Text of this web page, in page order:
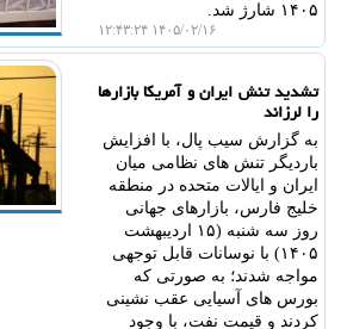
۱۴۰۵ شارژ شد.
۱۴۰۵/۰۲/۱۶ ۱۲:۴۳:۲۴
تشدید تنش ایران و آمریکا بازارها
را لرزاند
به گزارش سیب پال، با افزایش
باردیگر تنش های نظامی میان
ایران و ایالات متحده در منطقه
خلیج فارس، بازارهای جهانی
روز سه شنبه (۱۵ اردیبهشت
۱۴۰۵) با نوسانات قابل توجهی
مواجه شدند؛ به صورتی که
بورس های آسیایی عقب نشینی
کردند و قیمت نفت، با وجود